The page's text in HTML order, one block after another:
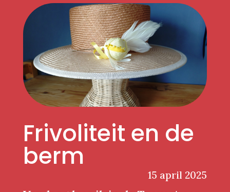
Frivoliteit en de
berm
15 april 2025